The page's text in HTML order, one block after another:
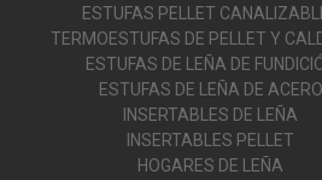
ESTUFAS PELLET
TERMOESTUFAS DE PELLET Y
ESTUFAS DE LEÑA DE
ESTUFAS DE LEÑA DE ACERO
INSERTABLES DE LEÑA
INSERTABLES PELLET
HOGARES DE LEÑA